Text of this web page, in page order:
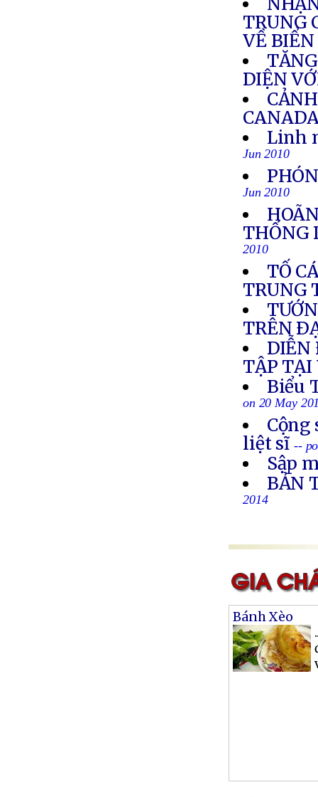
TRUNG
VỀ
DIỆN
Linh
Jun 2010
Jun 2010
THỐNG
2010
TỐ
TRUNG
TRÊN
DIỄN
TẬP
Biểu
on 20 May
Cộng
liệt sĩ --
Sập
BẢN
2014
Bánh Xèo